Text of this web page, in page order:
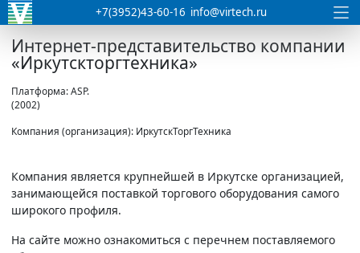
+7(3952)43-60-16 info@virtech.ru
Интернет-представительство компании
«Иркутскторгтехника»
Платформа: ASP.
(2002)
Компания (организация): ИркутскТоргТехника
Компания является крупнейшей в Иркутске организацией,
занимающейся поставкой торгового оборудования самого
широкого профиля.
На сайте можно ознакомиться с перечнем поставляемого